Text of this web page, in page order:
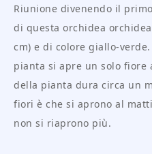
Riunione divenendo il
di questa orchidea
cm) e di colore giallo-
pianta si apre un solo
della pianta dura circa un
fiori è che si aprono al
non si riaprono più.